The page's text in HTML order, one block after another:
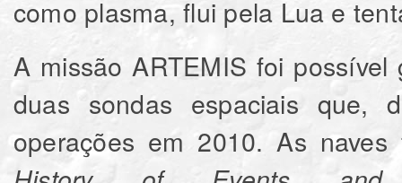
como plasma, flui pela Lua e
A missão ARTEMIS foi
duas sondas espaciais que,
operações em 2010. As